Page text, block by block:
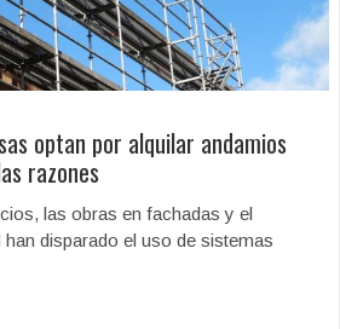
optan por alquilar andamios
razones
las obras en fachadas y el
disparado el uso de sistemas